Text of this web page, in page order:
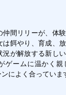
間リリーが、体
餌やり、育成、
況が解放する新し
ゲームに温かく
によく合っていま